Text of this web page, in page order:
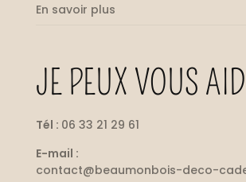
En savoir plus
JE PEUX VOUS
Tél : 06 33 21 29 61
E-mail :
contact@beaumonbois-deco-